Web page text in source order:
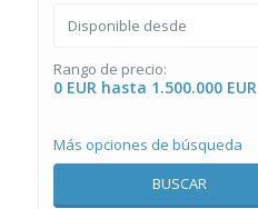
Rango de precio:
0 EUR hasta 1.500.000 EUR
Más opciones de búsqueda
BUSCAR